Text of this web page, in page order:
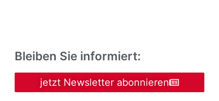
Bleiben Sie informiert:
jetzt Newsletter abonnieren